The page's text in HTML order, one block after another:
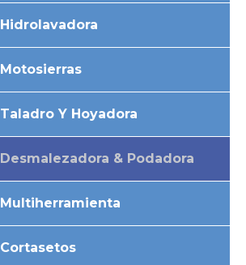
Hidrolavadora
Motosierras
Taladro Y Hoyadora
Desmalezadora & Podadora
Multiherramienta
Cortasetos